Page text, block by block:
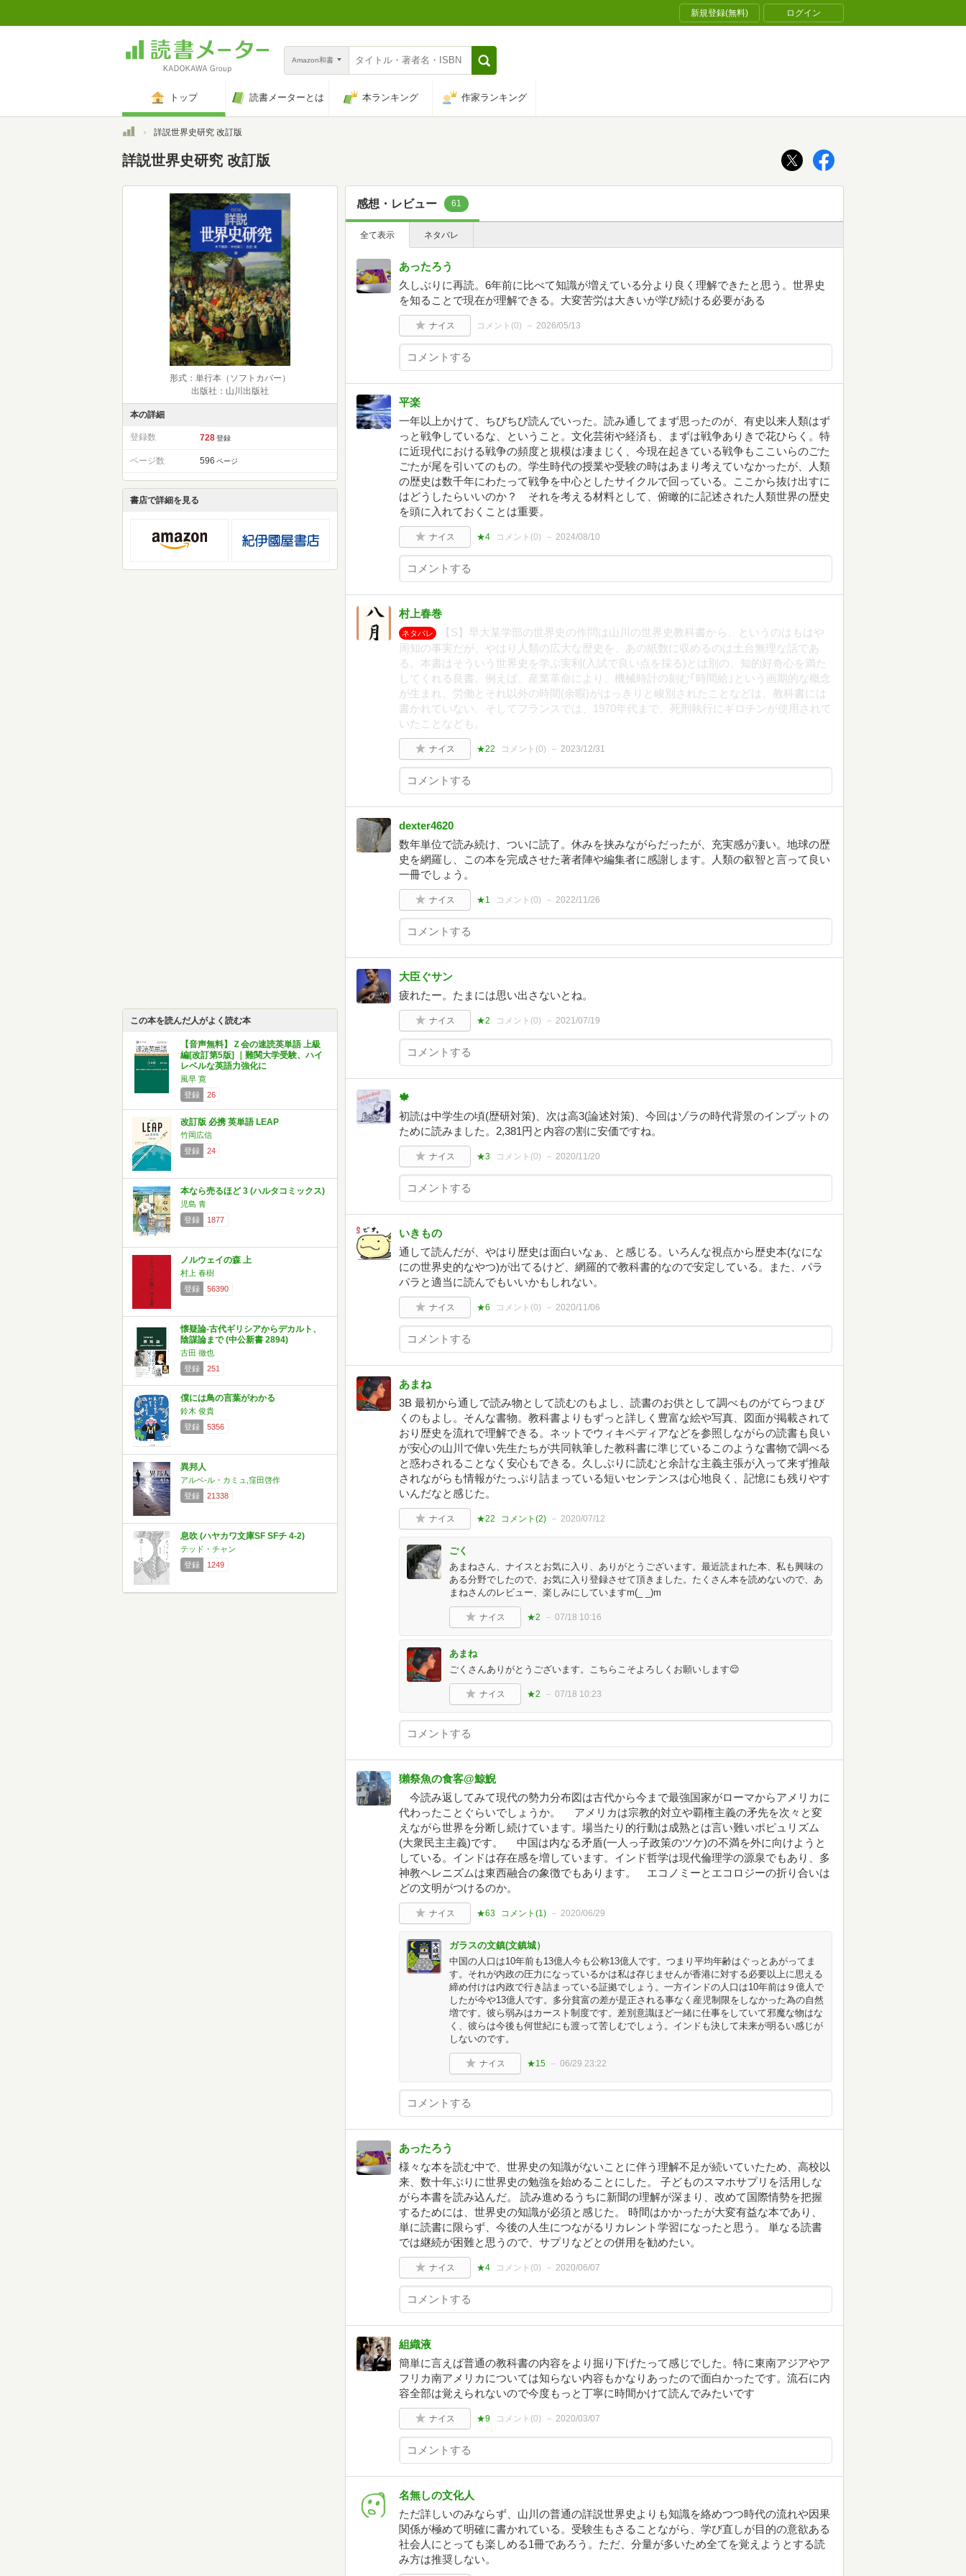
新規登録(無料) ログイン
Amazon和書
トップ 読書メーターとは 本ランキング 作家ランキング
トップ詳説世界史研究 改訂版
詳説世界史研究 改訂版
形式：単行本（ソフトカバー）
出版社：山川出版社
本の詳細
登録数 728 登録
ページ数 596 ページ
書店で詳細を見る
この本を読んだ人がよく読む本
【音声無料】Ｚ会の速読英単語 上級
編[改訂第5版] ｜難関大学受験、ハイ
レベルな英語力強化に
風早 寛
登録
26
改訂版 必携 英単語 LEAP
竹岡広信
登録
24
本なら売るほど 3 (ハルタコミックス)
児島 青
登録
1877
ノルウェイの森 上
村上 春樹
登録
56390
懐疑論-古代ギリシアからデカルト、
陰謀論まで (中公新書 2894)
古田 徹也
登録
251
僕には鳥の言葉がわかる
鈴木 俊貴
登録
5356
異邦人
アルベ-ル・カミュ,窪田啓作
登録
21338
息吹 (ハヤカワ文庫SF SFチ 4-2)
テッド・チャン
登録
1249
感想・レビュー 61
全て表示 ネタバレ
あったろう
久しぶりに再読。6年前に比べて知識が増えている分より良く理解できたと思う。世界史
を知ることで現在が理解できる。大変苦労は大きいが学び続ける必要がある
ナイス コメント(0) 2026/05/13
平楽
一年以上かけて、ちびちび読んでいった。読み通してまず思ったのが、有史以来人類はず
っと戦争しているな、ということ。文化芸術や経済も、まずは戦争ありきで花ひらく。特
に近現代における戦争の頻度と規模は凄まじく、今現在起きている戦争もここいらのごた
ごたが尾を引いてのもの。学生時代の授業や受験の時はあまり考えていなかったが、人類
の歴史は数千年にわたって戦争を中心としたサイクルで回っている。ここから抜け出すに
はどうしたらいいのか？ それを考える材料として、俯瞰的に記述された人類世界の歴史
を頭に入れておくことは重要。
ナイス ★4 コメント(0) 2024/08/10
村上春巻
ネタバレ
【S】早大某学部の世界史の作問は山川の世界史教科書から、というのはもはや
周知の事実だが、やはり人類の広大な歴史を、あの紙数に収めるのは土台無理な話であ
る。本書はそういう世界史を学ぶ実利(入試で良い点を採る)とは別の、知的好奇心を満た
してくれる良書。例えば、産業革命により、機械時計の刻む｢時間給｣という画期的な概念
が生まれ、労働とそれ以外の時間(余暇)がはっきりと峻別されたことなどは、教科書には
書かれていない。そしてフランスでは、1970年代まで、死刑執行にギロチンが使用されて
いたことなども。
ナイス ★22 コメント(0) 2023/12/31
dexter4620
数年単位で読み続け、ついに読了。休みを挟みながらだったが、充実感が凄い。地球の歴
史を網羅し、この本を完成させた著者陣や編集者に感謝します。人類の叡智と言って良い
一冊でしょう。
ナイス ★1 コメント(0) 2022/11/26
大臣ぐサン
疲れたー。たまには思い出さないとね。
ナイス ★2 コメント(0) 2021/07/19
🍁
初読は中学生の頃(歴研対策)、次は高3(論述対策)、今回はゾラの時代背景のインプットの
ために読みました。2,381円と内容の割に安価ですね。
ナイス ★3 コメント(0) 2020/11/20
いきもの
通して読んだが、やはり歴史は面白いなぁ、と感じる。いろんな視点から歴史本(なにな
にの世界史的なやつ)が出てるけど、網羅的で教科書的なので安定している。また、パラ
パラと適当に読んでもいいかもしれない。
ナイス ★6 コメント(0) 2020/11/06
あまね
3B 最初から通しで読み物として読むのもよし、読書のお供として調べものがてらつまび
くのもよし。そんな書物。教科書よりもずっと詳しく豊富な絵や写真、図面が掲載されて
おり歴史を流れで理解できる。ネットでウィキペディアなどを参照しながらの読書も良い
が安心の山川で偉い先生たちが共同執筆した教科書に準じているこのような書物で調べる
と惑わされることなく安心もできる。久しぶりに読むと余計な主義主張が入って来ず推敲
されながらも情報がたっぷり詰まっている短いセンテンスは心地良く、記憶にも残りやす
いんだなと感じた。
ナイス ★22 コメント(2) 2020/07/12
ごく
あまねさん、ナイスとお気に入り、ありがとうございます。最近読まれた本、私も興味の
ある分野でしたので、お気に入り登録させて頂きました。たくさん本を読めないので、あ
まねさんのレビュー、楽しみにしていますm(_ _)m
ナイス ★2 07/18 10:16
あまね
ごくさんありがとうございます。こちらこそよろしくお願いします😌
ナイス ★2 07/18 10:23
獺祭魚の食客@鯨鯢
今読み返してみて現代の勢力分布図は古代から今まで最強国家がローマからアメリカに
代わったことぐらいでしょうか。 アメリカは宗教的対立や覇権主義の矛先を次々と変
えながら世界を分断し続けています。場当たり的行動は成熟とは言い難いポピュリズム
(大衆民主主義)です。 中国は内なる矛盾(一人っ子政策のツケ)の不満を外に向けようと
している。インドは存在感を増しています。インド哲学は現代倫理学の源泉でもあり、多
神教ヘレニズムは東西融合の象徴でもあります。 エコノミーとエコロジーの折り合いは
どの文明がつけるのか。
ナイス ★63 コメント(1) 2020/06/29
ガラスの文鎮(文鎮城）
中国の人口は10年前も13億人今も公称13億人です。つまり平均年齢はぐっとあがってま
す。それが内政の圧力になっているかは私は存じませんが香港に対する必要以上に思える
締め付けは内政で行き詰まっている証拠でしょう。一方インドの人口は10年前は９億人で
したが今や13億人です。多分貧富の差が是正される事なく産児制限をしなかった為の自然
増です。彼ら弱みはカースト制度です。差別意識ほど一緒に仕事をしていて邪魔な物はな
く、彼らは今後も何世紀にも渡って苦しむでしょう。インドも決して未来が明るい感じが
しないのです。
ナイス ★15 06/29 23:22
あったろう
様々な本を読む中で、世界史の知識がないことに伴う理解不足が続いていたため、高校以
来、数十年ぶりに世界史の勉強を始めることにした。 子どものスマホサプリを活用しな
がら本書を読み込んだ。 読み進めるうちに新聞の理解が深まり、改めて国際情勢を把握
するためには、世界史の知識が必須と感じた。 時間はかかったが大変有益な本であり、
単に読書に限らず、今後の人生につながるリカレント学習になったと思う。 単なる読書
では継続が困難と思うので、サプリなどとの併用を勧めたい。
ナイス ★4 コメント(0) 2020/06/07
組織液
簡単に言えば普通の教科書の内容をより掘り下げたって感じでした。特に東南アジアやア
フリカ南アメリカについては知らない内容もかなりあったので面白かったです。流石に内
容全部は覚えられないので今度もっと丁寧に時間かけて読んでみたいです
ナイス ★9 コメント(0) 2020/03/07
名無しの文化人
ただ詳しいのみならず、山川の普通の詳説世界史よりも知識を絡めつつ時代の流れや因果
関係が極めて明確に書かれている。受験生もさることながら、学び直しが目的の意欲ある
社会人にとっても楽しめる1冊であろう。ただ、分量が多いため全てを覚えようとする読
み方は推奨しない。